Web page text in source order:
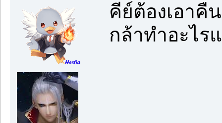
คีย์ต้องเอาคื
กล้าทำอะไร